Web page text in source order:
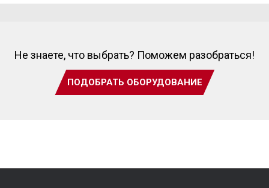
Не знаете, что выбрать? Поможем разобраться!
ПОДОБРАТЬ ОБОРУДОВАНИЕ